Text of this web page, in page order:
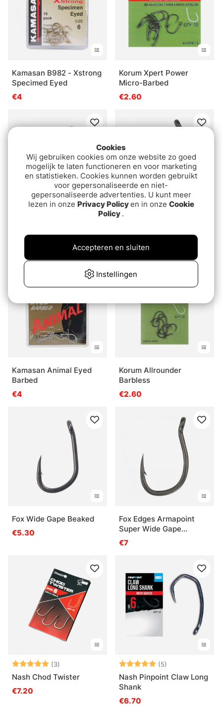
Kamasan B982 - Xstrong
Specimed Eyed
€4
Korum Xpert Power
Micro-Barbed
€2.60
€7
Kamasan Animal Eyed
Barbed
€4
Korum Allrounder
Barbless
€2.60
Fox Wide Gape Beaked
€5.30
Fox Edges Armapoint
Super Wide Gape
Outturned Eye (10-pak)
€7
Beoordeling:
(3)
Nash Chod Twister
€7.20
Beoordeling:
(5)
Nash Pinpoint Claw Long
Shank
€6.70
Cookies
Wij gebruiken cookies om onze website zo goed
mogelijk te laten functioneren en voor marketing
en statistieken. Cookies kunnen worden gebruikt
voor gepersonaliseerde en niet-
gepersonaliseerde advertenties. U kunt meer
lezen in onze Privacy Policyen in onze Cookie
Policy .
Instellingen
Accepteren en sluiten